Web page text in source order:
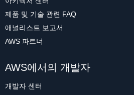
제품 및 기술 관련 FAQ
애널리스트 보고서
AWS 파트너
AWS에서의 개발자
개발자 센터